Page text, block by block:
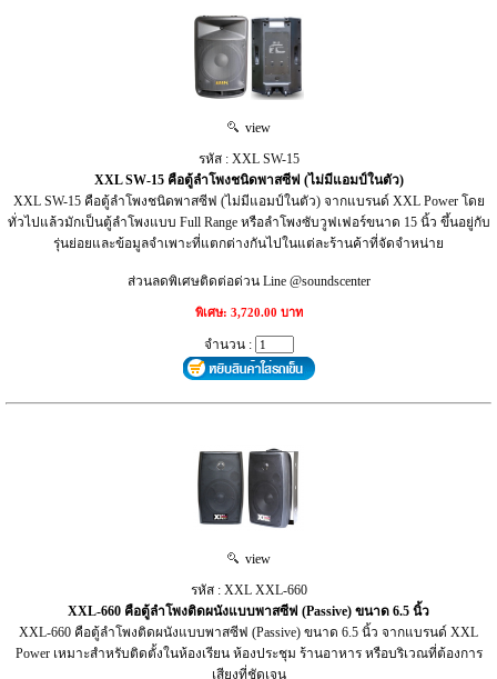
view
รหัส : XXL SW-15
XXL SW-15 คือตู้ลำโพงชนิดพาสซีฟ (ไม่มีแอมป์ในตัว)
XXL SW-15 คือตู้ลำโพงชนิดพาสซีฟ (ไม่มีแอมป์ในตัว) จากแบรนด์ XXL Power โดย
ทั่วไปแล้วมักเป็นตู้ลำโพงแบบ Full Range หรือลำโพงซับวูฟเฟอร์ขนาด 15 นิ้ว ขึ้นอยู่กับ
รุ่นย่อยและข้อมูลจำเพาะที่แตกต่างกันไปในแต่ละร้านค้าที่จัดจำหน่าย
ส่วนลดพิเศษติดต่อด่วน Line @soundscenter
พิเศษ: 3,720.00 บาท
จำนวน :
view
รหัส : XXL XXL-660
XXL-660 คือตู้ลำโพงติดผนังแบบพาสซีฟ (Passive) ขนาด 6.5 นิ้ว
XXL-660 คือตู้ลำโพงติดผนังแบบพาสซีฟ (Passive) ขนาด 6.5 นิ้ว จากแบรนด์ XXL
Power เหมาะสำหรับติดตั้งในห้องเรียน ห้องประชุม ร้านอาหาร หรือบริเวณที่ต้องการ
เสียงที่ชัดเจน